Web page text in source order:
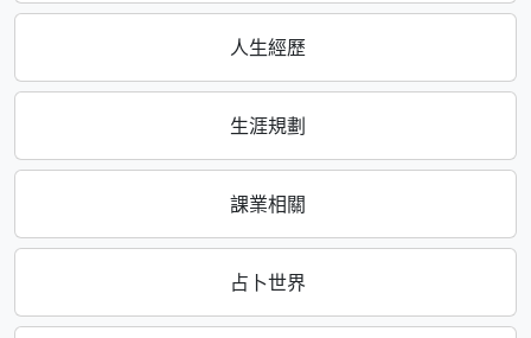
人生經歷
生涯規劃
課業相關
占卜世界